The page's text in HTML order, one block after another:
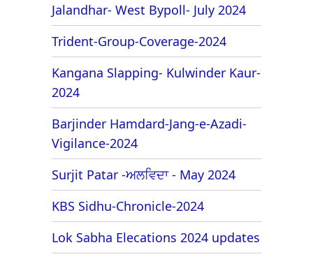
Jalandhar- West Bypoll- July 2024
Trident-Group-Coverage-2024
Kangana Slapping- Kulwinder Kaur-
2024
Barjinder Hamdard-Jang-e-Azadi-
Vigilance-2024
Surjit Patar -ਅਲਵਿਦਾ - May 2024
KBS Sidhu-Chronicle-2024
Lok Sabha Elecations 2024 updates